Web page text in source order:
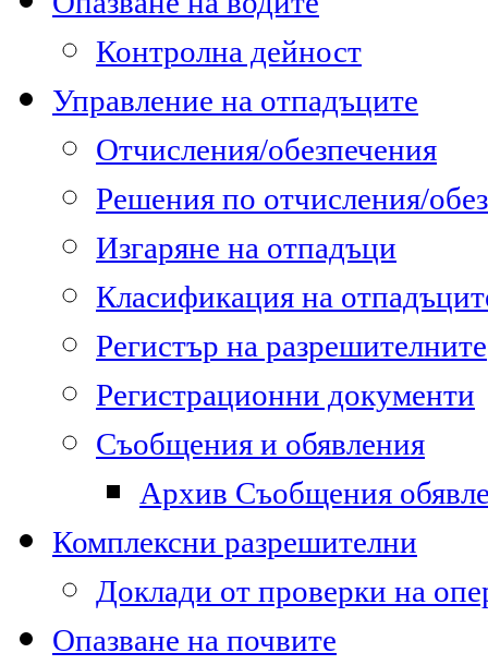
Контролна дейност
Управление на отпадъците
Отчисления/обезпечения
Решения по отчисления/
Изгаряне на отпадъци
Класификация на
Регистър на разрешителните
Регистрационни документи
Съобщения и обявления
Архив Съобщения
Комплексни разрешителни
Доклади от проверки на
Опазване на почвите